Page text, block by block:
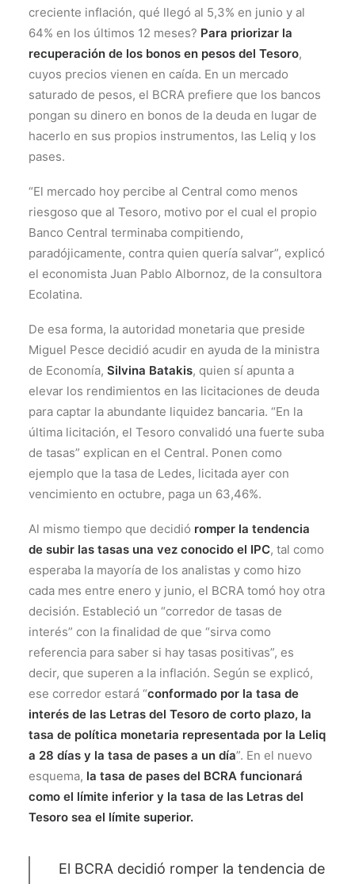
creciente inflación, qué llegó al 5,3% en junio y al
64% en los últimos 12 meses? Para priorizar la
recuperación de los bonos en pesos del Tesoro,
cuyos precios vienen en caída. En un mercado
saturado de pesos, el BCRA prefiere que los bancos
pongan su dinero en bonos de la deuda en lugar de
hacerlo en sus propios instrumentos, las Leliq y los
pases.
“El mercado hoy percibe al Central como menos
riesgoso que al Tesoro, motivo por el cual el propio
Banco Central terminaba compitiendo,
paradójicamente, contra quien quería salvar”, explicó
el economista Juan Pablo Albornoz, de la consultora
Ecolatina.
De esa forma, la autoridad monetaria que preside
Miguel Pesce decidió acudir en ayuda de la ministra
de Economía, Silvina Batakis, quien sí apunta a
elevar los rendimientos en las licitaciones de deuda
para captar la abundante liquidez bancaria. “En la
última licitación, el Tesoro convalidó una fuerte suba
de tasas” explican en el Central. Ponen como
ejemplo que la tasa de Ledes, licitada ayer con
vencimiento en octubre, paga un 63,46%.
Al mismo tiempo que decidió romper la tendencia
de subir las tasas una vez conocido el IPC, tal como
esperaba la mayoría de los analistas y como hizo
cada mes entre enero y junio, el BCRA tomó hoy otra
decisión. Estableció un “corredor de tasas de
interés” con la finalidad de que “sirva como
referencia para saber si hay tasas positivas”, es
decir, que superen a la inflación. Según se explicó,
ese corredor estará “conformado por la tasa de
interés de las Letras del Tesoro de corto plazo, la
tasa de política monetaria representada por la Leliq
a 28 días y la tasa de pases a un día”. En el nuevo
esquema, la tasa de pases del BCRA funcionará
como el límite inferior y la tasa de las Letras del
Tesoro sea el límite superior.
El BCRA decidió romper la tendencia de